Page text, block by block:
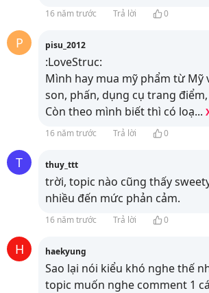
16 năm trước Trả lời 0
P pisu_2012
:LoveStruc:
Mình hay mua mỹ phẩm từ Mỹ
son, phấn, dụng cụ trang
Còn theo mình biết thì có loạ...
16 năm trước Trả lời 0
T thuy_ttt
trời, topic nào cũng thấy
nhiều đến mức phản cảm.
16 năm trước Trả lời 0
H haekyung
Sao lại nói kiểu khó nghe thế
topic muốn nghe comment 1